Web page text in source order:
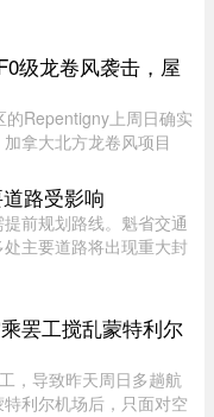
级龙卷风袭击，屋
Repentigny上周日确实
拿大北方龙卷风项目
级龙卷风。报告指出，
单体 ...
路受影响
前规划路线。魁省交通
主要道路将出现重大封
...
罢工搅乱蒙特利尔
，导致昨天周日多趟航
利尔机场后，只面对空